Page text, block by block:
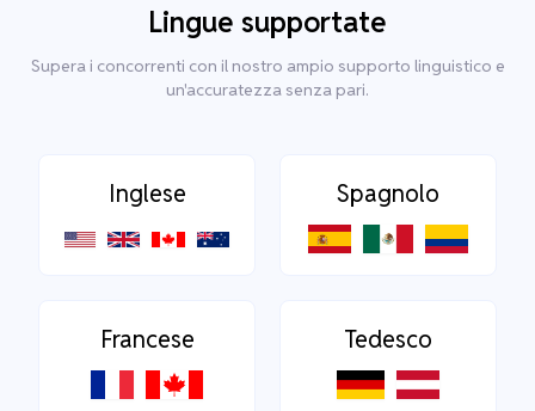
Lingue supportate
Supera i concorrenti con il nostro ampio supporto linguistico e
un'accuratezza senza pari.
Inglese Spagnolo
Francese Tedesco